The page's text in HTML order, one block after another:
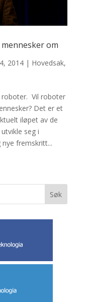
om
2014| Hovedsak,
Vil roboter
Det er et
iløpet av de
seg i
fremskritt...